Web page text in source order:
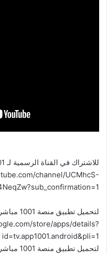
channel/UCMhcS-
لتحميل تطبيق منصة 1001 مباشرة من متجر غوغل :
store/apps/details?
id=tv.app1001.android&pli=1
لتحميل تطبيق منصة 1001 مباشرة من متجر آبل :